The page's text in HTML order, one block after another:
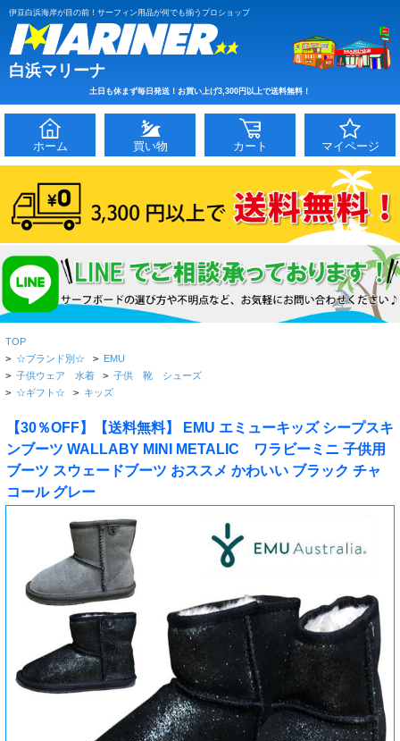
伊豆白浜海岸が目の前！サーフィン用品が何でも揃うプロショップ
白浜マリーナ
土日も休まず毎日発送！お買い上げ3,300円以上で送料無料！
ホーム 買い物 カート マイページ
TOP
> ☆ブランド別☆ > EMU
> 子供ウェア 水着 > 子供 靴 シューズ
> ☆ギフト☆ > キッズ
【30％OFF】【送料無料】 EMU エミューキッズ シープスキ
ンブーツ WALLABY MINI METALIC ワラビーミニ 子供用
ブーツ スウェードブーツ おススメ かわいい ブラック チャ
コール グレー